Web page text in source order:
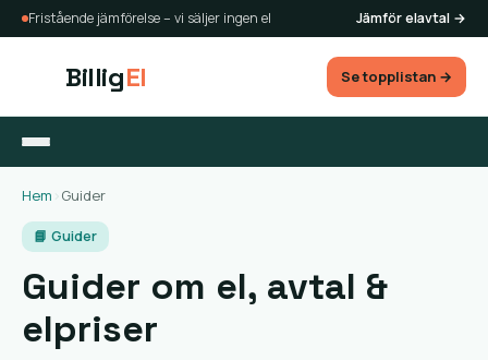
Fristående jämförelse – vi säljer ingen el Jämför elavtal →
BilligEl Se topplistan →
Hem Guider
📘 Guider
Guider om el, avtal &
elpriser